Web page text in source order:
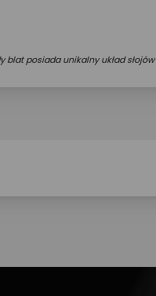
blat posiada unikalny układ